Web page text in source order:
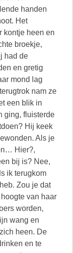
handen
Het
kontje heen en
broekje,
had de
en gretig
mond lag
nam ze
een blik in
ging, fluisterde
Hij keek
Als je
Hier?,
bij is? Nee,
ik terugkom
Zou je dat
van haar
worden,
wang en
heen. De
en te